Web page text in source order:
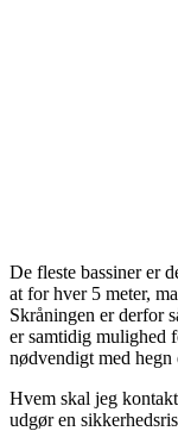
De fleste bassiner er
at for hver 5 meter,
Skråningen er derfor
er samtidig mulighed
nødvendigt med hegn
Hvem skal jeg
udgør en